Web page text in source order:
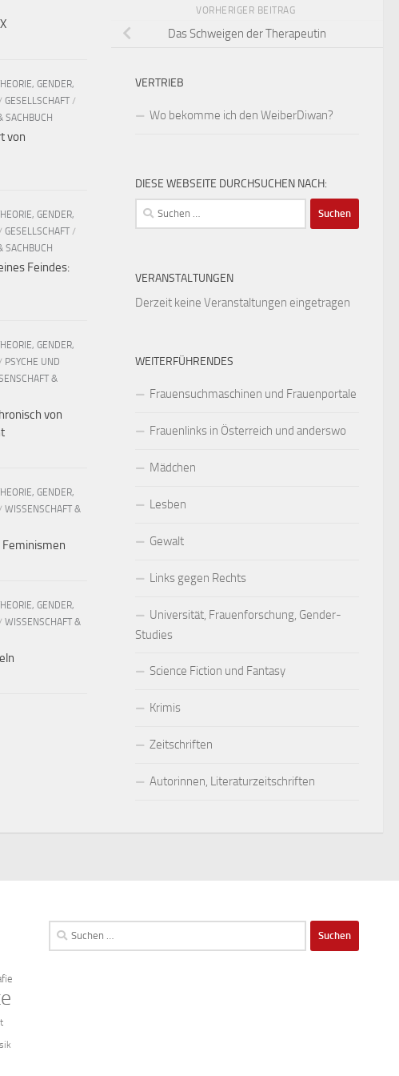
VORHERIGER BEITRAG
Das Schweigen der Therapeutin
VERTRIEB
Wo bekomme ich den WeiberDiwan?
DIESE WEBSEITE DURCHSUCHEN NACH:
Suchen
nach:
VERANSTALTUNGEN
Derzeit keine Veranstaltungen eingetragen
WEITERFÜHRENDES
Frauensuchmaschinen und Frauenportale
Frauenlinks in Österreich und anderswo
Mädchen
Lesben
Gewalt
Links gegen Rechts
Universität, Frauenforschung, Gender-
Studies
Science Fiction und Fantasy
Krimis
Zeitschriften
Autorinnen, Literaturzeitschriften
GENDER,
/ GESELLSCHAFT /
SACHBUCH
von
GENDER,
/ GESELLSCHAFT /
SACHBUCH
Feindes:
GENDER,
/ PSYCHE UND
&
von
GENDER,
/ WISSENSCHAFT &
GENDER,
/ WISSENSCHAFT &
Suchen
nach: